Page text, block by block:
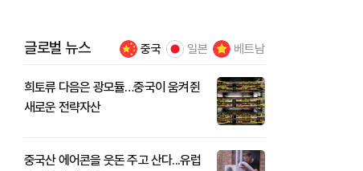
글로벌 뉴스 중국 일본 베트남
희토류 다음은 광모듈…중국이 움켜쥔
새로운 전략자산
중국산 에어콘을 웃돈 주고 산다...유럽